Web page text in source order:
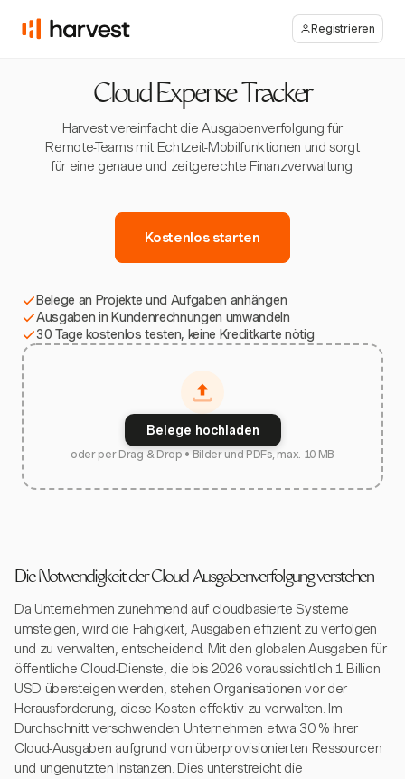
Registrieren
Cloud Expense Tracker
Harvest vereinfacht die Ausgabenverfolgung für
Remote-Teams mit Echtzeit-Mobilfunktionen und sorgt
für eine genaue und zeitgerechte Finanzverwaltung.
Kostenlos starten
Belege an Projekte und Aufgaben anhängen
Ausgaben in Kundenrechnungen umwandeln
30 Tage kostenlos testen, keine Kreditkarte nötig
Belege hochladen
oder per Drag & Drop • Bilder und PDFs, max. 10 MB
Die Notwendigkeit der Cloud-Ausgabenverfolgung verstehen
Da Unternehmen zunehmend auf cloudbasierte Systeme
umsteigen, wird die Fähigkeit, Ausgaben effizient zu verfolgen
und zu verwalten, entscheidend. Mit den globalen Ausgaben für
öffentliche Cloud-Dienste, die bis 2026 voraussichtlich 1 Billion
USD übersteigen werden, stehen Organisationen vor der
Herausforderung, diese Kosten effektiv zu verwalten. Im
Durchschnitt verschwenden Unternehmen etwa 30 % ihrer
Cloud-Ausgaben aufgrund von überprovisionierten Ressourcen
und ungenutzten Instanzen. Dies unterstreicht die